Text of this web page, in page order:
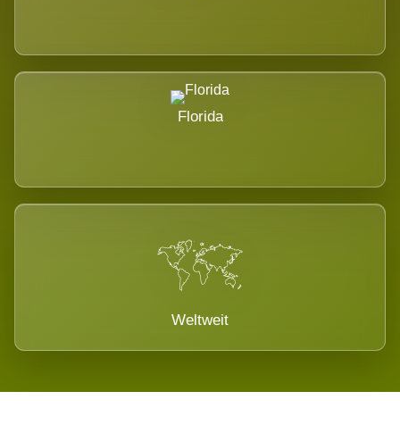
Florida
Weltweit